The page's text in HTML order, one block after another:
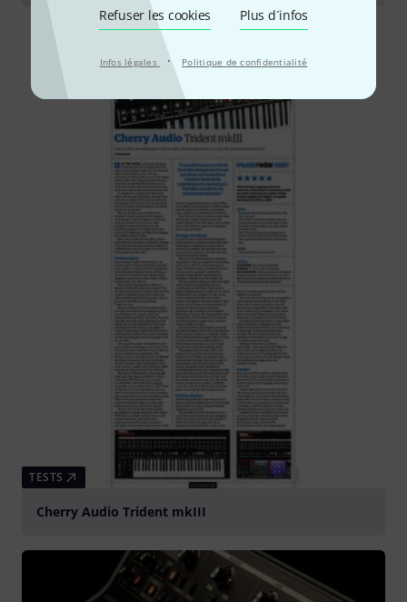
Refuser les cookies Plus d´infos
Infos légales · Politique de confidentialité
TESTS
Cherry Audio Trident mkIII